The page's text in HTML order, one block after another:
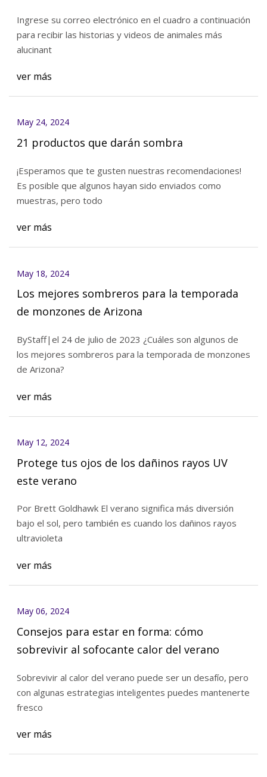
Ingrese su correo electrónico en el cuadro a continuación
para recibir las historias y videos de animales más
alucinant
ver más
May 24, 2024
21 productos que darán sombra
¡Esperamos que te gusten nuestras recomendaciones!
Es posible que algunos hayan sido enviados como
muestras, pero todo
ver más
May 18, 2024
Los mejores sombreros para la temporada
de monzones de Arizona
ByStaff|el 24 de julio de 2023 ¿Cuáles son algunos de
los mejores sombreros para la temporada de monzones
de Arizona?
ver más
May 12, 2024
Protege tus ojos de los dañinos rayos UV
este verano
Por Brett Goldhawk El verano significa más diversión
bajo el sol, pero también es cuando los dañinos rayos
ultravioleta
ver más
May 06, 2024
Consejos para estar en forma: cómo
sobrevivir al sofocante calor del verano
Sobrevivir al calor del verano puede ser un desafío, pero
con algunas estrategias inteligentes puedes mantenerte
fresco
ver más